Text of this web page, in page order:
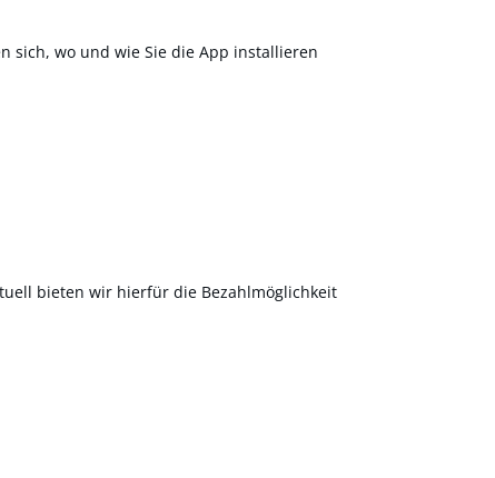
sich, wo und wie Sie die App installieren
bieten wir hierfür die Bezahlmöglichkeit